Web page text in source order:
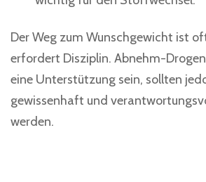
Der Weg zum Wunschgewicht ist
erfordert Disziplin. Abnehm-
eine Unterstützung sein, sollten
gewissenhaft und
werden.